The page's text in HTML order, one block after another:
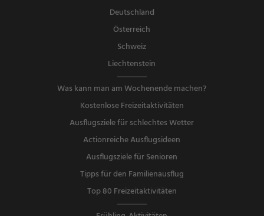
Deutschland
Österreich
Schweiz
Liechtenstein
Was kann man am Wochenende machen?
Kostenlose Freizeitaktivitäten
Ausflugsziele für schlechtes Wetter
Actionreiche Ausflugsideen
Ausflugsziele für Senioren
Tipps für den Familienausflug
Top 80 Freizeitaktivitäten